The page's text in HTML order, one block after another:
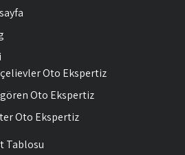
Oto Ekspertiz
Oto Ekspertiz
Oto Ekspertiz
Tablosu